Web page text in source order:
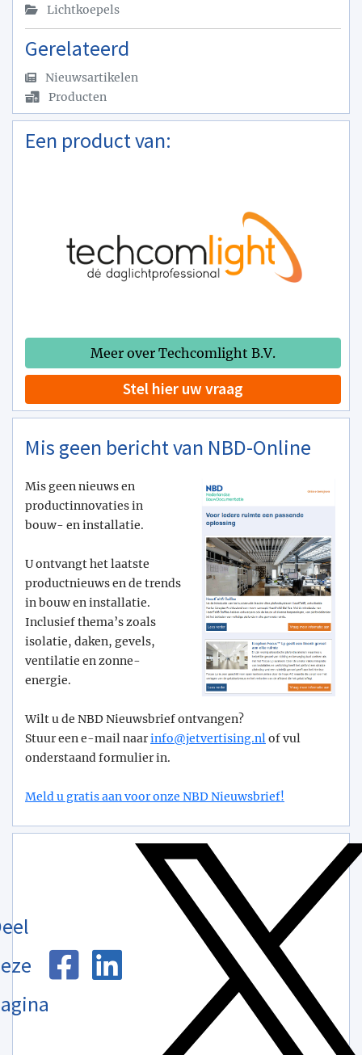
Lichtkoepels
Gerelateerd
Nieuwsartikelen
Producten
Een product van:
Meer over Techcomlight B.V.
Stel hier uw vraag
Mis geen bericht van NBD-Online
Mis geen nieuws en
productinnovaties in
bouw- en installatie.
U ontvangt het laatste
productnieuws en de trends
in bouw en installatie.
Inclusief thema’s zoals
isolatie, daken, gevels,
ventilatie en zonne-
energie.
Wilt u de NBD Nieuwsbrief ontvangen?
Stuur een e-mail naarinfo@­jetvertising.nlof vul
onderstaand formulier in.
Meld u gratis aan voor onze NBD Nieuwsbrief!